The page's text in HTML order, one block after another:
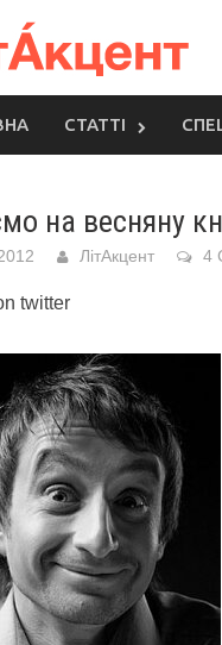
СТАТТІ
на весняну
ЛітАкцент 4
twitter